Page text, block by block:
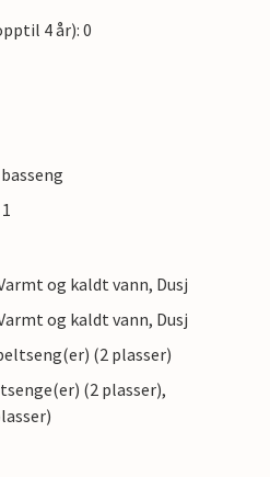
4 år): 0
og kaldt vann, Dusj
og kaldt vann, Dusj
(2 plasser)
(2 plasser),